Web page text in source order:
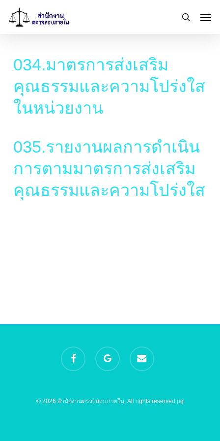
search
034.มาตรการส่งเสริม
คุณธรรมและความโปร่งใส
ในหน่วยงาน
035.รายงานผลการดำเนิน
การตามมาตรการส่งเสริม
คุณธรรมและความโปร่งใส
facebook
google-
plus
email
© 2026 สำนักงานตรวจสอบภายใน. All rights reserved pg